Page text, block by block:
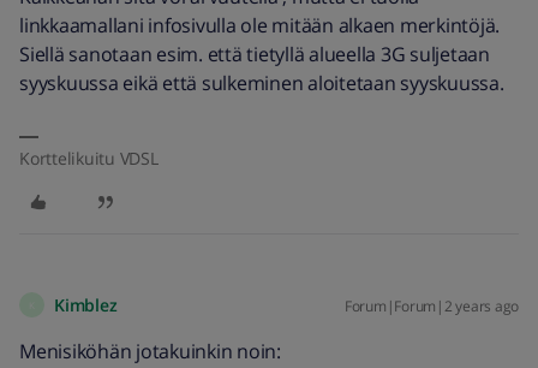
linkkaamallani infosivulla ole mitään alkaen merkintöjä.
Siellä sanotaan esim. että tietyllä alueella 3G suljetaan
syyskuussa eikä että sulkeminen aloitetaan syyskuussa.
Korttelikuitu VDSL
Kimblez Forum|Forum|2 years ago
Menisiköhän jotakuinkin noin: